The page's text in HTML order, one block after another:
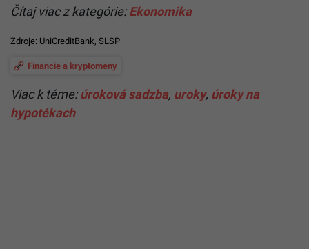
Čítaj viac z kategórie:Ekonomika
Zdroje: UniCreditBank, SLSP
Financie a kryptomeny
Viac k téme:úroková sadzba, uroky, úroky na
hypotékach